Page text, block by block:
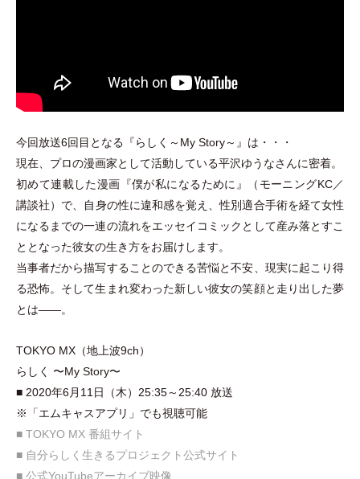
今回放送6回目となる『らしく～My Story～』は ・ ・
・
現在、プロの漫画家として活動している平沢ゆうなさんに密着。
初めて連載した漫画『僕が私になるために』
（ モーニングKC／
講談社） で、自身の性に違和感を覚え、性別適合手術を経て女性
になるまでの一連の流れをエッセイコミックとして産み落とすこ
ととなった彼女の生き方をお届けします。
当事者だから描写することのできる苦悩と不安、現実に起こり得
る恐怖。そして生まれ変わった新しい彼女の笑顔と走り出した夢
とは――。
TOKYO MX （地上波9ch）
らしく 〜My Story〜
■ 2020年6月11日
（木） 25:35～25:40 放送
※
「エムキャスアプリ 」 でも視聴可能
■ TOKYO MX 番組サイト
■ 自分らしく生きるプロジェクト公式サイト
■ 公式YouTubeアーカイブ映像